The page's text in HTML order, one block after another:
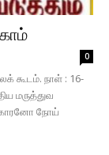
0
கூடம். நாள் : 16-
மருத்துவ
கொரனோ நோய்